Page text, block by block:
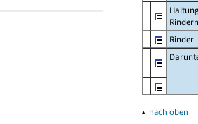
Rindern
Rinder
▴ nach oben